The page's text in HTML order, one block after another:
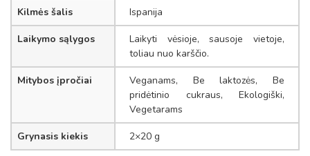
Kilmės šalis Ispanija
Laikymo sąlygos
Laikyti vėsioje, sausoje vietoje,
toliau nuo karščio.
Mitybos įpročiai
Veganams, Be laktozės, Be
pridėtinio cukraus, Ekologiški,
Vegetarams
Grynasis kiekis 2×20 g